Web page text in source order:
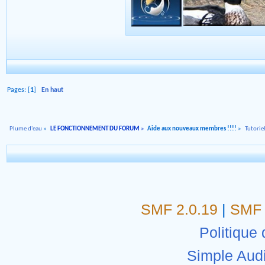
Pages: [ 1 En haut
Plume d'eau » LE FONCTIONNEMENT DU FORUM » Aide aux nouveaux membres !!!! »
SMF 2.0.19 |
Politique
Simple